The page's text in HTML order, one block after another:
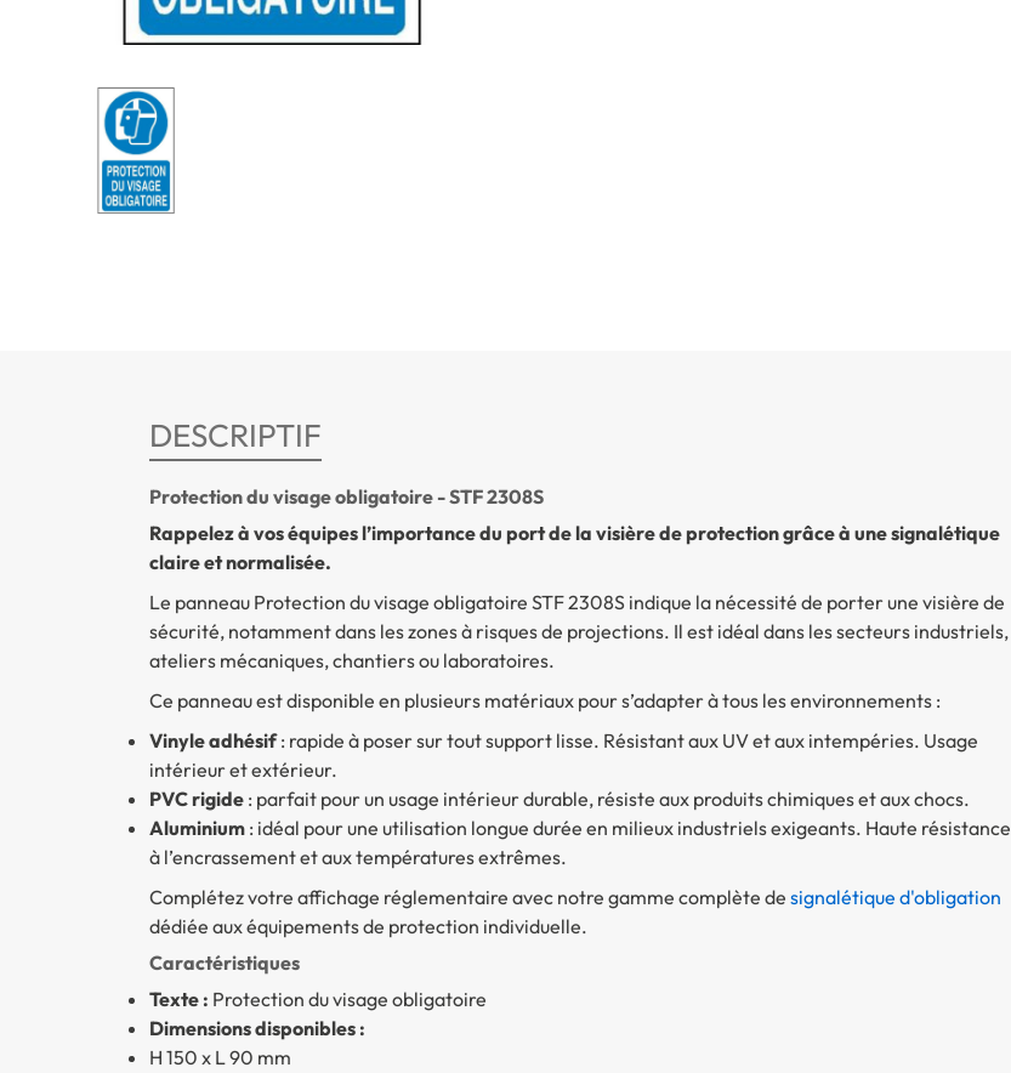
DESCRIPTIF
Protection du visage obligatoire - STF 2308S
Rappelez à vos équipes l’importance du port de la visière de protection grâce à une signalétique
claire et normalisée.
Le panneau Protection du visage obligatoire STF 2308S indique la nécessité de porter une visière de
sécurité, notamment dans les zones à risques de projections. Il est idéal dans les secteurs industriels,
ateliers mécaniques, chantiers ou laboratoires.
Ce panneau est disponible en plusieurs matériaux pour s’adapter à tous les environnements :
Vinyle adhésif: rapide à poser sur tout support lisse. Résistant aux UV et aux intempéries. Usage
intérieur et extérieur.
PVC rigide: parfait pour un usage intérieur durable, résiste aux produits chimiques et aux chocs.
Aluminium: idéal pour une utilisation longue durée en milieux industriels exigeants. Haute résistance
à l’encrassement et aux températures extrêmes.
Complétez votre affichage réglementaire avec notre gamme complète de signalétique d'obligation
dédiée aux équipements de protection individuelle.
Caractéristiques
Texte : Protection du visage obligatoire
Dimensions disponibles :
H 150 x L 90 mm